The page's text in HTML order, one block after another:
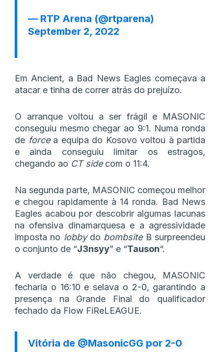
— RTP Arena (@rtparena)
September 2, 2022
Em Ancient, a Bad News Eagles começava a
atacar e tinha de correr atrás do prejuízo.
O arranque voltou a ser frágil e MASONIC
conseguiu mesmo chegar ao 9:1. Numa ronda
de forcea equipa do Kosovo voltou à partida
e ainda conseguiu limitar os estragos,
chegando ao CT side com o 11:4.
Na segunda parte, MASONIC começou melhor
e chegou rapidamente à 14 ronda. Bad News
Eagles acabou por descobrir algumas lacunas
na ofensiva dinamarquesa e a agressividade
imposta no lobbydo bombsite B surpreendeu
o conjunto de “J3nsyy” e “Tauson“.
A verdade é que não chegou, MASONIC
fecharia o 16:10 e selava o 2-0, garantindo a
presença na Grande Final do qualificador
fechado da Flow FiReLEAGUE.
Vitória de @MasonicGG por 2-0